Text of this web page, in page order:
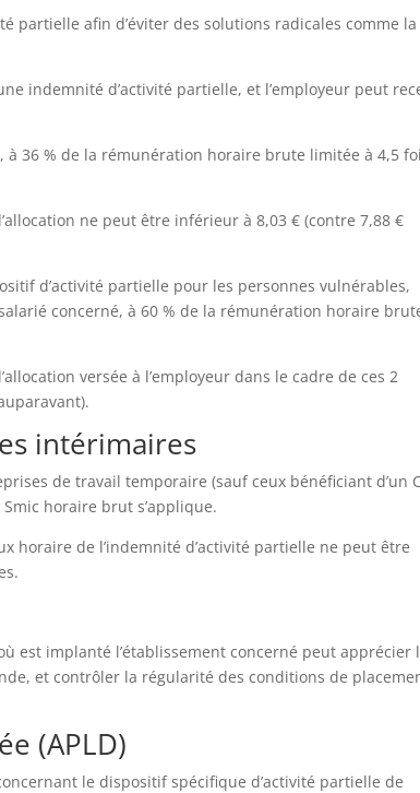
partielle afin d’éviter des solutions radicales comme la
indemnité d’activité partielle, et l’employeur peut
36 % de la rémunération horaire brute limitée à 4,5
ne peut être inférieur à 8,03 € (contre 7,88 €
d’activité partielle pour les personnes vulnérables,
concerné, à 60 % de la rémunération horaire
versée à l’employeur dans le cadre de ces 2
intérimaires
de travail temporaire (sauf ceux bénéficiant d’un
horaire brut s’applique.
horaire de l’indemnité d’activité partielle ne peut être
est implanté l’établissement concerné peut apprécier
et contrôler la régularité des conditions de
(APLD)
le dispositif spécifique d’activité partielle de